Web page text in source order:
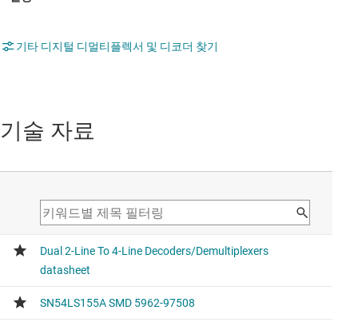
기타 디지털 디멀티플렉서 및 디코더 찾기
기술 자료